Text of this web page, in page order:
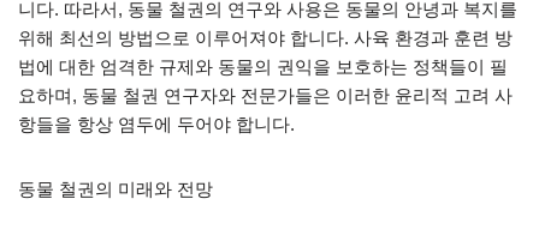
니다. 따라서, 동물 철권의 연구와 사용은 동물의 안녕과 복지를
위해 최선의 방법으로 이루어져야 합니다. 사육 환경과 훈련 방
법에 대한 엄격한 규제와 동물의 권익을 보호하는 정책들이 필
요하며, 동물 철권 연구자와 전문가들은 이러한 윤리적 고려 사
항들을 항상 염두에 두어야 합니다.
동물 철권의 미래와 전망